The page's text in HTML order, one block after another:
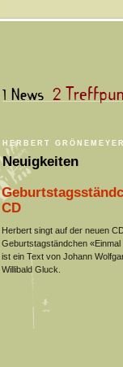
HERBERT
Neuigkeiten
CD
Herbert singt auf der neuen
Geburtstagständchen
ist ein Text von Johann
Willibald Gluck.